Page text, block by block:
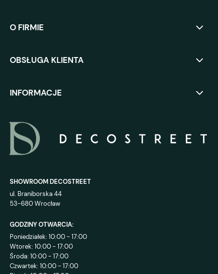
O FIRMIE
OBSŁUGA KLIENTA
INFORMACJE
SHOWROOM DECOSTREET
ul. Braniborska 44
53-680 Wrocław
GODZINY OTWARCIA:
Poniedziałek: 10:00 - 17:00
Wtorek: 10:00 - 17:00
Środa: 10:00 - 17:00
Czwartek: 10:00 - 17:00